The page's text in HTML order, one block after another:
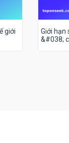
giới
Giới hạn
&#038;